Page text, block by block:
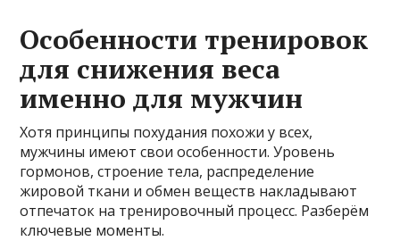
Особенности тренировок
для снижения веса
именно для мужчин
Хотя принципы похудания похожи у всех,
мужчины имеют свои особенности. Уровень
гормонов, строение тела, распределение
жировой ткани и обмен веществ накладывают
отпечаток на тренировочный процесс. Разберём
ключевые моменты.